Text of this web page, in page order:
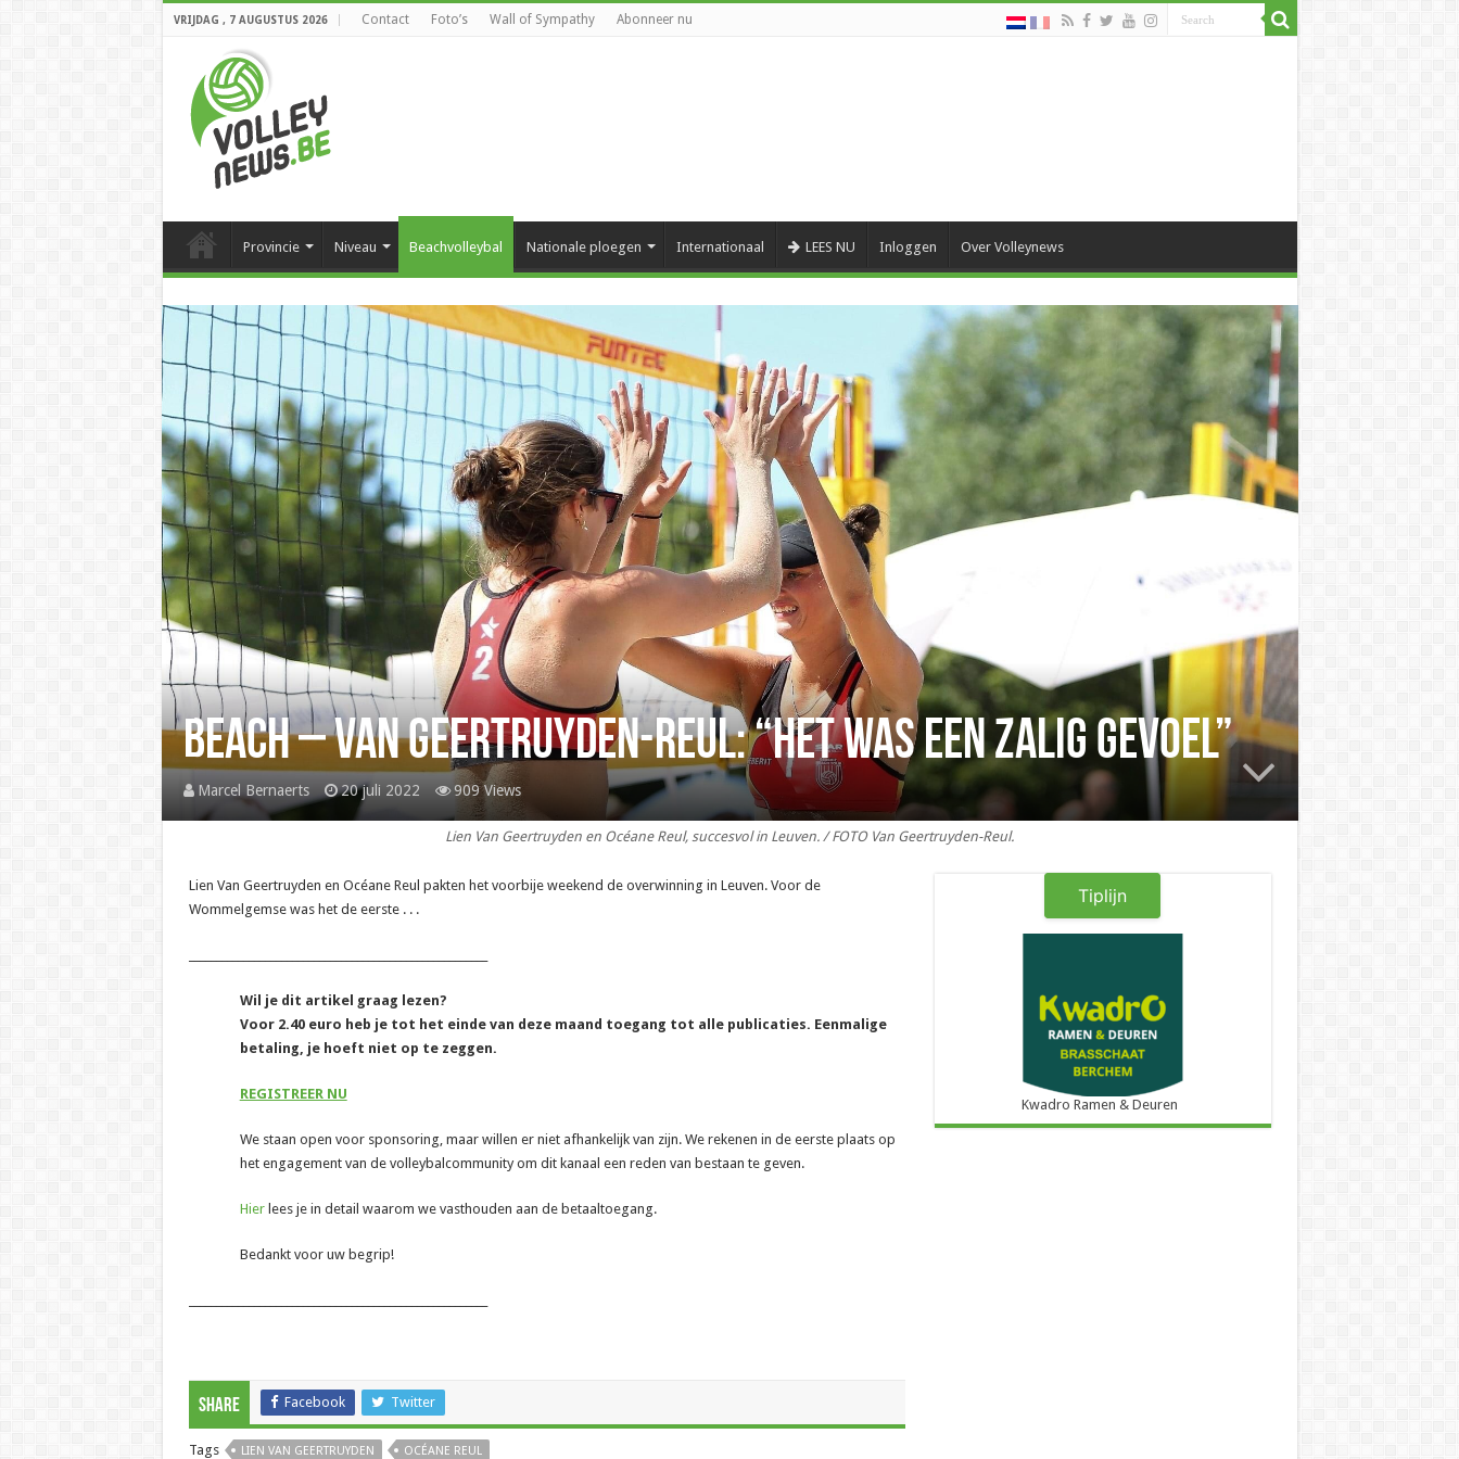
VRIJDAG , 7 AUGUSTUS 2026 Contact Foto’s Wall of Sympathy Abonneer nu
Provincie Niveau Beachvolleybal Nationale ploegen Internationaal LEES NU Inloggen Over Volleynews
Beach – Van Geertruyden-Reul: “Het was een zalig gevoel”
Marcel Bernaerts 20 juli 2022 909 Views
Lien Van Geertruyden en Océane Reul, succesvol in Leuven. / FOTO Van Geertruyden-Reul.
Lien Van Geertruyden en Océane Reul pakten het voorbije weekend de overwinning in Leuven. Voor de
Wommelgemse was het de eerste . . .
Wil je dit artikel graag lezen?
Voor 2.40 euro heb je tot het einde van deze maand toegang tot alle publicaties. Eenmalige
betaling, je hoeft niet op te zeggen.
REGISTREER NU
We staan open voor sponsoring, maar willen er niet afhankelijk van zijn. We rekenen in de eerste plaats op
het engagement van de volleybalcommunity om dit kanaal een reden van bestaan te geven.
Hierlees je in detail waarom we vasthouden aan de betaaltoegang.
Bedankt voor uw begrip!
Share Facebook Twitter
Tags LIEN VAN GEERTRUYDEN OCÉANE REUL
Tiplijn
Kwadro Ramen & Deuren